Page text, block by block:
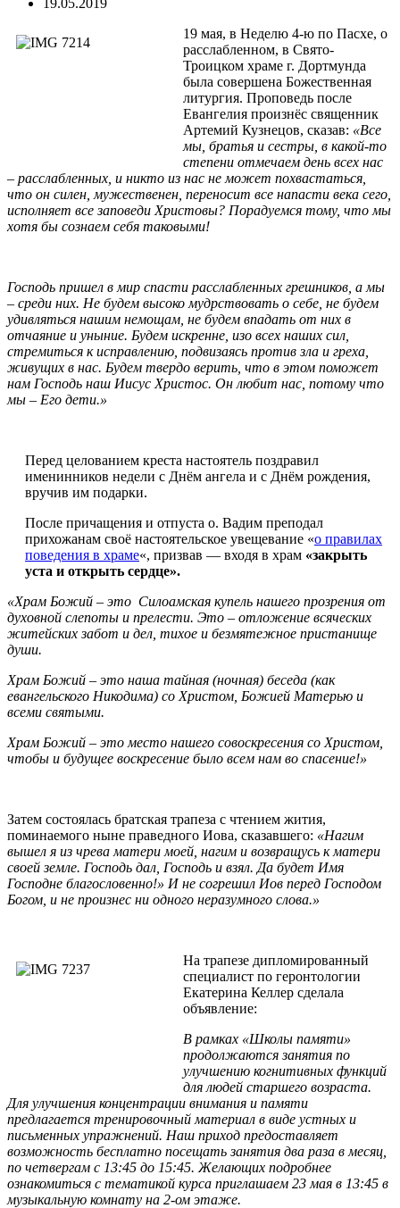
19.05.2019
19 мая, в Неделю 4-ю по Пасхе, о
расслабленном, в Свято-
Троицком храме г. Дортмунда
была совершена Божественная
литургия. Проповедь после
Евангелия произнёс священник
Артемий Кузнецов, сказав: «Все
мы, братья и сестры, в какой-то
степени отмечаем день всех нас
– расслабленных, и никто из нас не может похвастаться,
что он силен, мужественен, переносит все напасти века сего,
исполняет все заповеди Христовы? Порадуемся тому, что мы
хотя бы сознаем себя таковыми!
Господь пришел в мир спасти расслабленных грешников, а мы
– среди них. Не будем высоко мудрствовать о себе, не будем
удивляться нашим немощам, не будем впадать от них в
отчаяние и уныние. Будем искренне, изо всех наших сил,
стремиться к исправлению, подвизаясь против зла и греха,
живущих в нас. Будем твердо верить, что в этом поможет
нам Господь наш Иисус Христос. Он любит нас, потому что
мы – Его дети.»
Перед целованием креста настоятель поздравил
именинников недели с Днём ангела и с Днём рождения,
вручив им подарки.
После причащения и отпуста о. Вадим преподал
прихожанам своё настоятельское увещевание «о правилах
поведения в храме«, призвав — входя в храм «закрыть
уста и открыть сердце».
«Храм Божий – это Силоамская купель нашего прозрения от
духовной слепоты и прелести. Это – отложение всяческих
житейских забот и дел, тихое и безмятежное пристанище
души.
Храм Божий – это наша тайная (ночная) беседа (как
евангельского Никодима) со Христом, Божией Матерью и
всеми святыми.
Храм Божий – это место нашего совоскресения со Христом,
чтобы и будущее воскресение было всем нам во спасение!»
Затем состоялась братская трапеза с чтением жития,
поминаемого ныне праведного Иова, сказавшего: «Нагим
вышел я из чрева матери моей, нагим и возвращусь к матери
своей земле. Господь дал, Господь и взял. Да будет Имя
Господне благословенно!» И не согрешил Иов перед Господом
Богом, и не произнес ни одного неразумного слова.»
На трапезе дипломированный
специалист по геронтологии
Екатерина Келлер сделала
объявление:
В рамках «Школы памяти»
продолжаются занятия по
улучшению когнитивных функций
для людей старшего возраста.
Для улучшения концентрации внимания и памяти
предлагается тренировочный материал в виде устных и
письменных упражнений. Наш приход предоставляет
возможность бесплатно посещать занятия два раза в месяц,
по четвергам с 13:45 до 15:45. Желающих подробнее
ознакомиться с тематикой курса приглашаем 23 мая в 13:45 в
музыкальную комнату на 2-ом этаже.